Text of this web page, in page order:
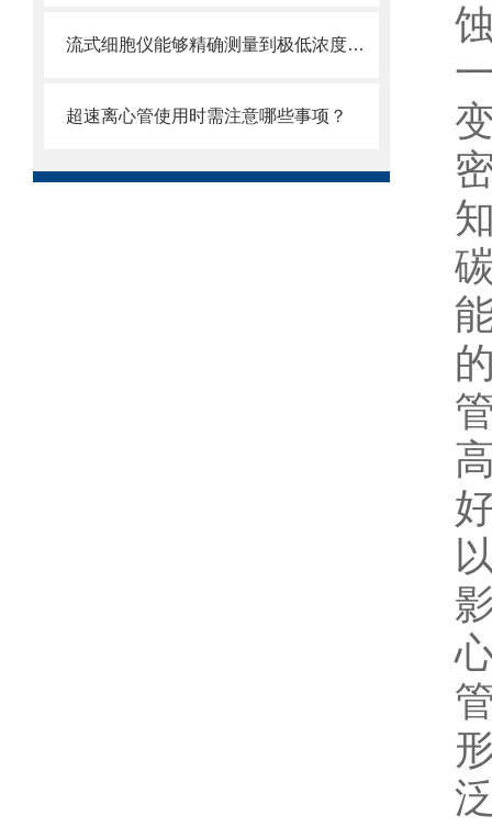
流式细胞仪能够精确测量到极低浓度的标记物
超速离心管使用时需注意哪些事项？